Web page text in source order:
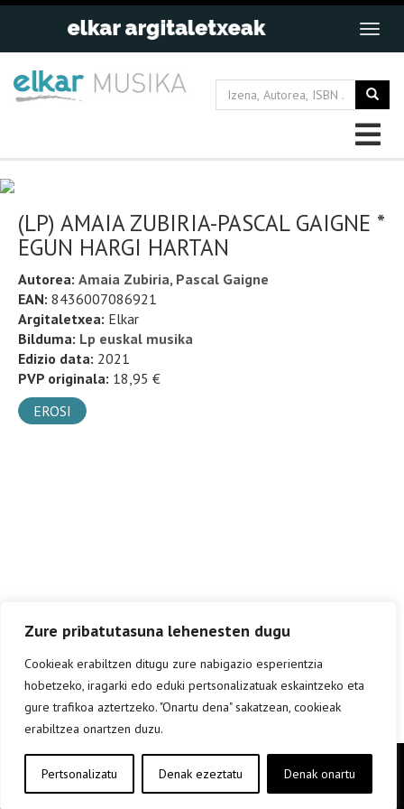
Zure pribatutasuna lehenesten dugu
Cookieak erabiltzen ditugu zure nabigazio esperientzia
hobetzeko, iragarki edo eduki pertsonalizatuak eskaintzeko eta
gure trafikoa aztertzeko. "Onartu dena" sakatzean, cookieak
erabiltzea onartzen duzu.
Pertsonalizatu Denak ezeztatu Denak onartu
(LP) AMAIA ZUBIRIA-PASCAL GAIGNE *
EGUN HARGI HARTAN
Autorea: Amaia Zubiria, Pascal Gaigne
EAN: 8436007086921
Argitaletxea: Elkar
Bilduma: Lp euskal musika
Edizio data: 2021
PVP originala: 18,95 €
EROSI
Copyright © elkar Argitaletxeak 2019
Lege oharra
Cookie politika